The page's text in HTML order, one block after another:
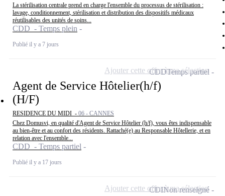
La stérilisation centrale prend en charge l'ensemble du processus de stérilisation :
lavage, conditionnement, stérilisation et distribution des dispositifs médicaux
réutilisables des unités de soins...
CDD - Temps plein
Publié il y a 7 jours
Agent de Service Hôtelier(h/f)
(H/F)
RESIDENCE DU MIDI - 06 - CANNES
Chez Domusvi, en qualité d'Agent de Service Hôtelier (h/f), vous êtes indispensable
au bien-être et au confort des résidents. Rattaché(e) au Responsable Hôtellerie, et en
relation avec l'ensemble...
CDD - Temps partiel
Publié il y a 17 jours
CDDTemps partiel
Ajouter cette offre à ma sélection
CDINon renseigné
Ajouter cette offre à ma sélection